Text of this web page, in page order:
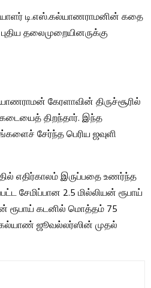
டி.எஸ்.கல்யாணராமனின் கதை
தலைமுறையினருக்கு
கேரளாவின் திருச்சூரில்
திறந்தார். இந்த
சேர்ந்த பெரிய ஜவுளி
எதிர்காலம் இருப்பதை உணர்ந்த
சேமிப்பான 2.5 மில்லியன் ரூபாய்
ரூபாய் கடனில் மொத்தம் 75
கல்யாண் ஜூவல்லர்ஸின் முதல்